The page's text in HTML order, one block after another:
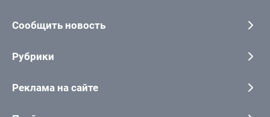
Сообщить новость
Рубрики
Реклама на сайте